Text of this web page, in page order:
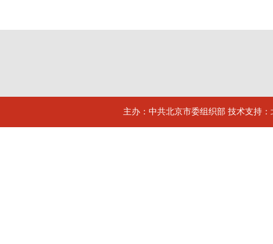
主办：中共北京市委组织部 技术支持